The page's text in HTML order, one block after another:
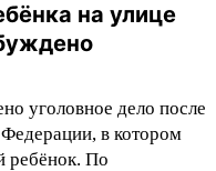
Любови
Ульяновска
под
на улице
уголовное дело после
в котором
ребёнок. По